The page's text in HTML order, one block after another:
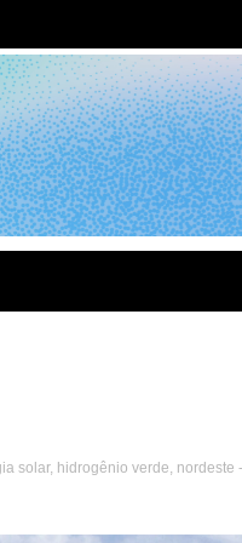
solar, hidrogênio verde, nordeste -